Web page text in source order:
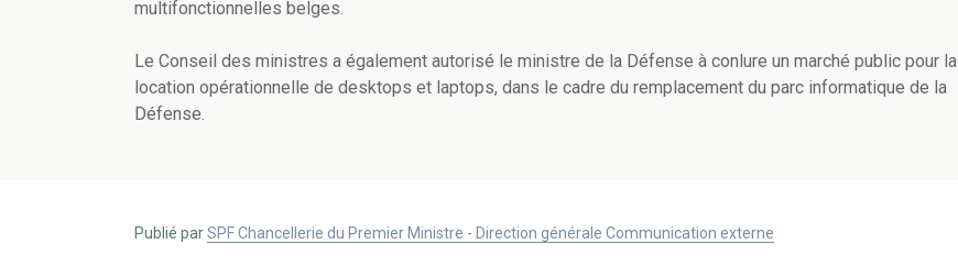
multifonctionnelles belges.
Le Conseil des ministres a également autorisé le ministre de la Défense à conlure un marché public pour la
location opérationnelle de desktops et laptops, dans le cadre du remplacement du parc informatique de la
Défense.
Publié parSPF Chancellerie du Premier Ministre - Direction générale Communication externe